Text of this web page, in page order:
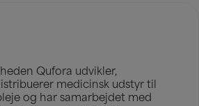
Qufora udvikler,
medicinsk udstyr til
og har samarbejdet med